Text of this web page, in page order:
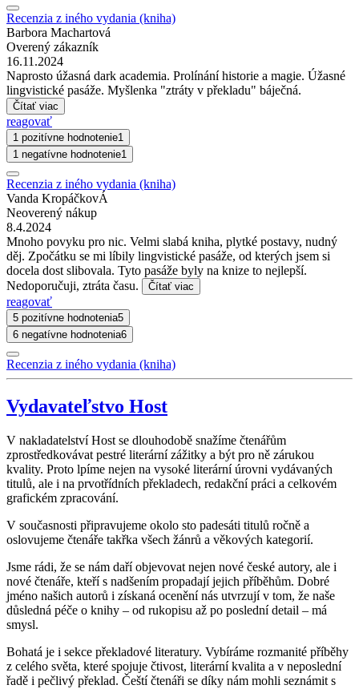
Recenzia z iného vydania (kniha)
Barbora Machartová
Overený zákazník
16.11.2024
Naprosto úžasná dark academia. Prolínání historie a magie. Úžasné
lingvistické pasáže. Myšlenka "ztráty v překladu" báječná.
Čítať viac
reagovať
1 pozitívne hodnotenie1
1 negatívne hodnotenie1
Recenzia z iného vydania (kniha)
Vanda KropáčkovÁ
Neoverený nákup
8.4.2024
Mnoho povyku pro nic. Velmi slabá kniha, plytké postavy, nudný
děj. Zpočátku se mi líbily lingvistické pasáže, od kterých jsem si
docela dost slibovala. Tyto pasáže byly na knize to nejlepší.
Nedoporučuji, ztráta času.
Čítať viac
reagovať
5 pozitívne hodnotenia5
6 negatívne hodnotenia6
Recenzia z iného vydania (kniha)
Vydavateľstvo Host
V nakladatelství Host se dlouhodobě snažíme čtenářům
zprostředkovávat pestré literární zážitky a být pro ně zárukou
kvality. Proto lpíme nejen na vysoké literární úrovni vydávaných
titulů, ale i na prvotřídních překladech, redakční práci a celkovém
grafickém zpracování.
V současnosti připravujeme okolo sto padesáti titulů ročně a
oslovujeme čtenáře takřka všech žánrů a věkových kategorií.
Jsme rádi, že se nám daří objevovat nejen nové české autory, ale i
nové čtenáře, kteří s nadšením propadají jejich příběhům. Dobré
jméno našich autorů i získaná ocenění nás utvrzují v tom, že naše
důsledná péče o knihy – od rukopisu až po poslední detail – má
smysl.
Bohatá je i sekce překladové literatury. Vybíráme rozmanité příběhy
z celého světa, které spojuje čtivost, literární kvalita a v neposlední
řadě i pečlivý překlad. Čeští čtenáři se díky nám mohli seznámit s